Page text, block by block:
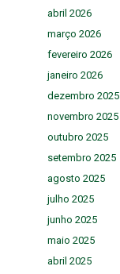
abril 2026
março 2026
fevereiro 2026
janeiro 2026
dezembro 2025
novembro 2025
outubro 2025
setembro 2025
agosto 2025
julho 2025
junho 2025
maio 2025
abril 2025